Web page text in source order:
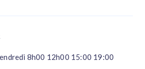
8h00 12h00 15:00 19:00